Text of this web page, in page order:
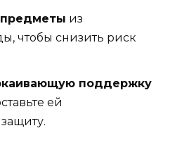
из
чтобы снизить риск
поддержку
ей